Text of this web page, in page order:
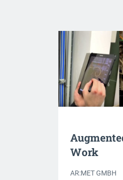
Work
AR:MET GMBH